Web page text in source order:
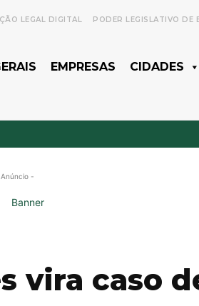
LEGAL DIGITAL PODER LEGISLATIVO DE
EMPRESAS CIDADES
-
vira caso